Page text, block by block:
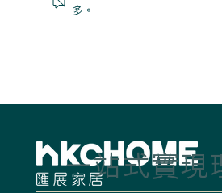
粉映晴居：清爽留白中
多。
一站式實現